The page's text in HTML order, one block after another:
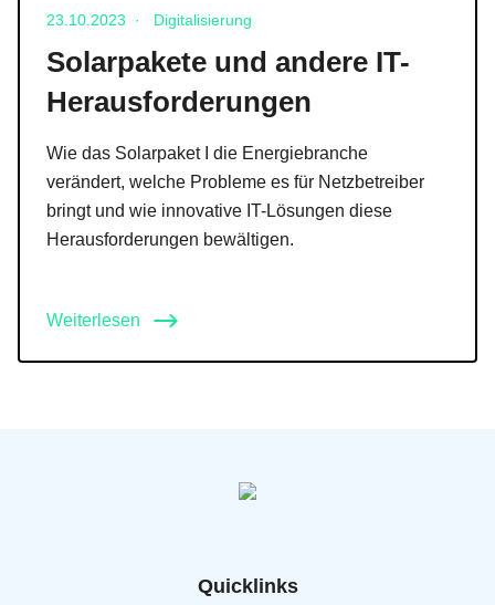
Veröffentlicht am 23.10.2023
23.10.2023 · Digitalisierung
Solarpakete und andere IT-
Herausforderungen
Wie das Solarpaket I die Energiebranche
verändert, welche Probleme es für Netzbetreiber
bringt und wie innovative IT-Lösungen diese
Herausforderungen bewältigen.
Weiterlesen
Quicklinks